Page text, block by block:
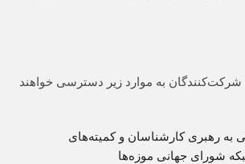
طول سال ۲۰۲۶، شرکت‌کنندگان به موارد زیر دسترسی خواهند
به رهبری کارشناسان و کمیته‌های
شورای جهانی موزه‌ها